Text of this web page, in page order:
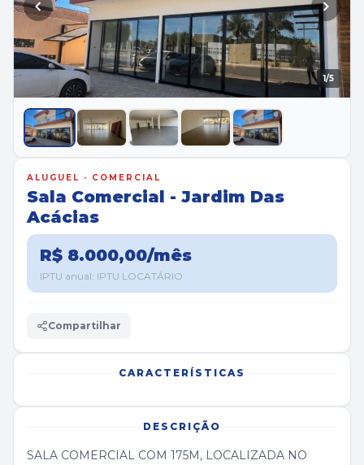
EMPRESA
A Empresa
Trabalhe Conosco
1/5
ALUGUEL · COMERCIAL
Sala Comercial - Jardim Das
Acácias
R$ 8.000,00/mês
IPTU anual: IPTU LOCATÁRIO
Compartilhar
CARACTERÍSTICAS
DESCRIÇÃO
SALA COMERCIAL COM 175M, LOCALIZADA NO